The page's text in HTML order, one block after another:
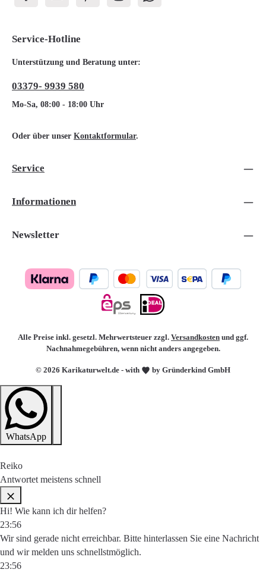
Service-Hotline
Unterstützung und Beratung unter:
03379- 9939 580
Mo-Sa, 08:00 - 18:00 Uhr
Oder über unser Kontaktformular.
Service
Informationen
Newsletter
© 2026 Karikaturwelt.de - with by Gründerkind GmbH
Alle Preise inkl. gesetzl. Mehrwertsteuer zzgl. Versandkosten und ggf.
Nachnahmegebühren, wenn nicht anders angegeben.
WhatsApp
Reiko
Antwortet meistens schnell
Hi! Wie kann ich dir helfen?
23:56
Wir sind gerade nicht erreichbar. Bitte hinterlassen Sie eine Nachricht
und wir melden uns schnellstmöglich.
23:56